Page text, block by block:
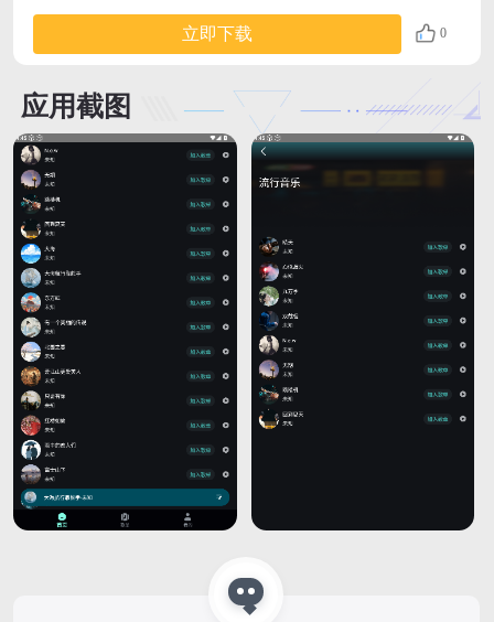
立即下载 0
应用截图